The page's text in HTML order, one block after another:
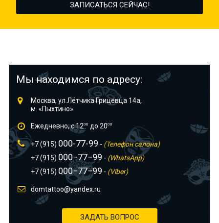
Мы находимся по адресу:
Москва, ул.Лётчика Грицевца 14а,
м. «Пыхтино»
Ежедневно, с 1200 до 2000
+7 (915) 000-77-99 - (Телефон салона)
+7 (915) 000−77−99 - (WhatsApp)
+7 (915) 000−77−99 - (Viber)
domtattoo@yandex.ru
ЗАДАТЬ ВОПРОС